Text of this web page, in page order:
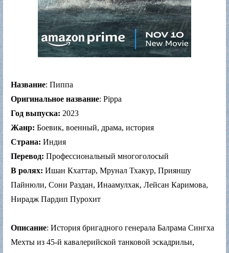
Название: Пиппа
Оригинальное название: Pippa
Год выпуска: 2023
Жанр: Боевик, военный, драма, история
Страна: Индия
Перевод: Профессиональный многоголосый
В ролях: Ишан Кхаттар, Мрунал Тхакур, Прияншу
Пайнюли, Сони Раздан, Инаамулхак, Лейсан Каримова,
Нирадж Пардип Пурохит
Описание: История бригадного генерала Балрама Сингха
Мехты из 45-й кавалерийской танковой эскадрильи,